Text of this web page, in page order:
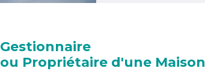
Gestionnaire
ou Propriétaire d'une Maison